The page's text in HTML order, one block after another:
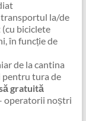
la/de
biciclete
în funcție de
de la cantina
pentru tura de
gratuită
operatorii noștri